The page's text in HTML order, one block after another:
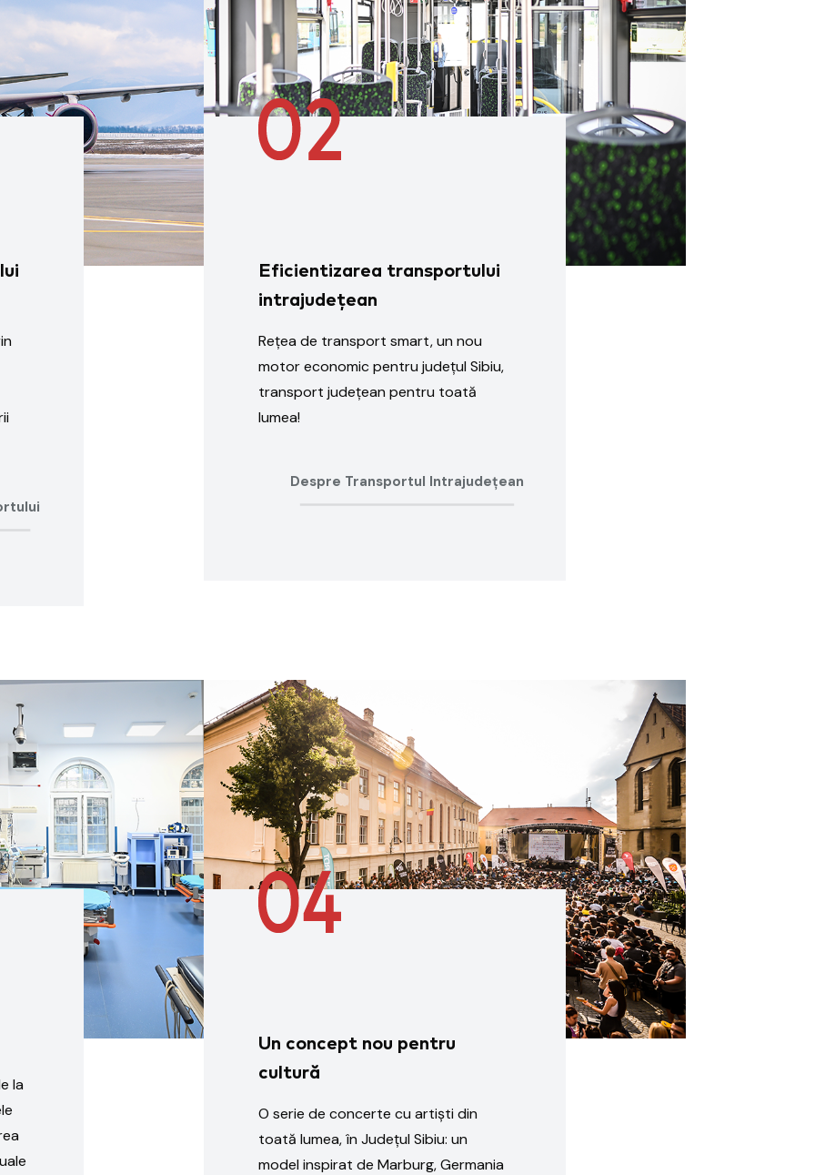
Eficientizarea transportului
intrajudețean
Rețea de transport smart, un nou
motor economic pentru județul Sibiu,
transport județean pentru toată
lumea!
Despre Transportul Intrajudețean
la
Un concept nou pentru
cultură
O serie de concerte cu artiști din
toată lumea, în Județul Sibiu: un
model inspirat de Marburg, Germania